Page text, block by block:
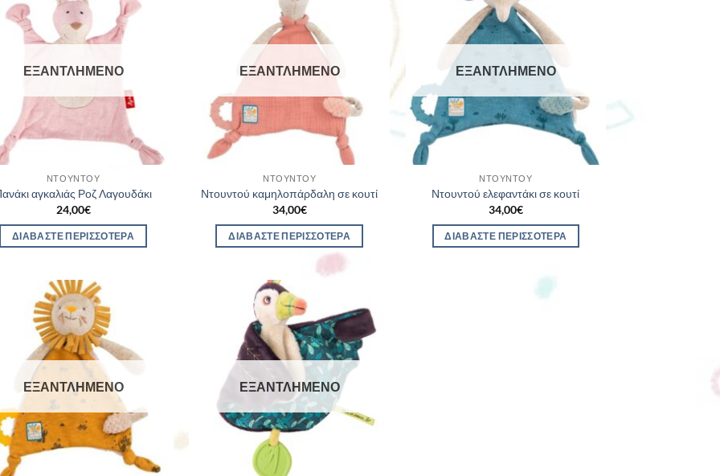
ΕΞΑΝΤΛΗΜΈΝΟ
ΝΤΟΥΝΤΟΎ
αγκαλιάς Ροζ Λαγουδάκι
24,00€
ΔΙΑΒΆΣΤΕ ΠΕΡΙΣΣΌΤΕΡΑ
ΕΞΑΝΤΛΗΜΈΝΟ
ΝΤΟΥΝΤΟΎ
Ντουντού καμηλοπάρδαλη σε κουτί
34,00€
ΔΙΑΒΆΣΤΕ ΠΕΡΙΣΣΌΤΕΡΑ
ΕΞΑΝΤΛΗΜΈΝΟ
ΝΤΟΥΝΤΟΎ
Ντουντού ελεφαντάκι σε κουτί
34,00€
ΔΙΑΒΆΣΤΕ ΠΕΡΙΣΣΌΤΕΡΑ
ΕΞΑΝΤΛΗΜΈΝΟ ΕΞΑΝΤΛΗΜΈΝΟ